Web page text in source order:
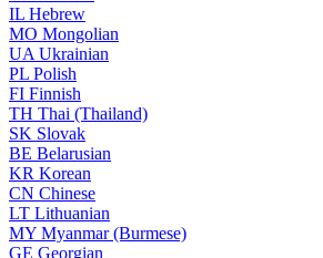
IL Hebrew
MO Mongolian
UA Ukrainian
PL Polish
FI Finnish
TH Thai (Thailand)
SK Slovak
BE Belarusian
KR Korean
CN Chinese
LT Lithuanian
MY Myanmar (Burmese)
GE Georgian